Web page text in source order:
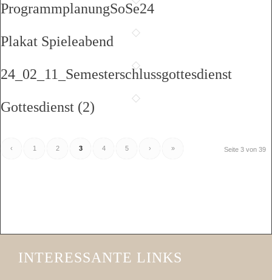
ProgrammplanungSoSe24
Plakat Spieleabend
24_02_11_Semesterschlussgottesdienst
Gottesdienst (2)
Seite 3 von 39
‹ 1 2 3 4 5 › »
INTERESSANTE LINKS